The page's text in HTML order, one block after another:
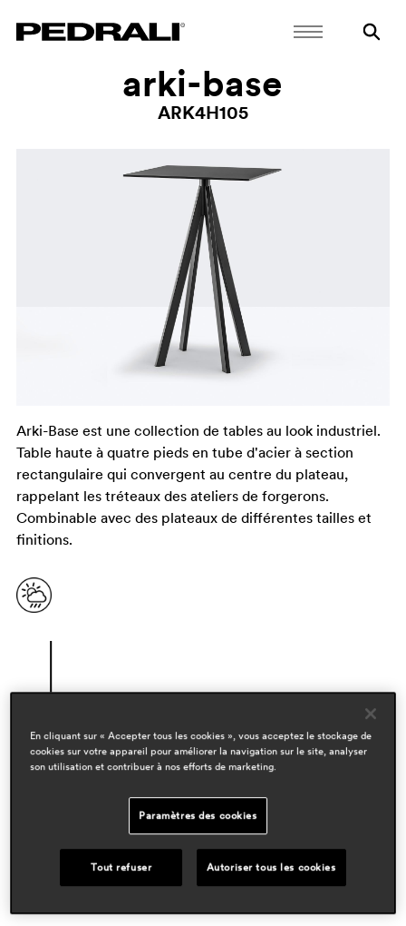
arki-base
ARK4H105
Arki-Base est une collection de tables au look industriel.
Table haute à quatre pieds en tube d'acier à section
rectangulaire qui convergent au centre du plateau,
rappelant les tréteaux des ateliers de forgerons.
Combinable avec des plateaux de différentes tailles et
finitions.
designers
pedrali r&d
hospitality
workspace & corporate
En cliquant sur « Accepter tous les cookies », vous acceptez le stockage de
cookies sur votre appareil pour améliorer la navigation sur le site, analyser
son utilisation et contribuer à nos efforts de marketing.
Paramètres des cookies
Tout refuser Autoriser tous les cookies